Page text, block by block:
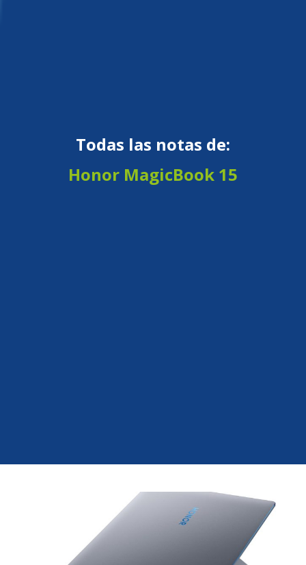
Todas las notas de:
Honor MagicBook 15